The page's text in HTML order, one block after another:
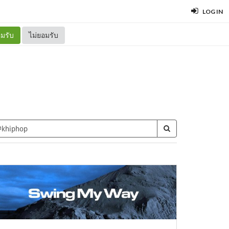
LOG IN
รับ ไม่ยอมรับ